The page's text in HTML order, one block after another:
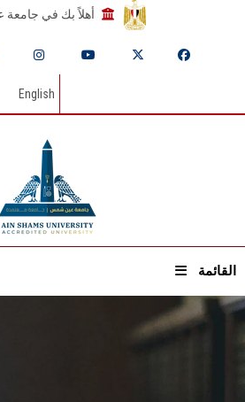
أهلاً بك في
English
القائمة